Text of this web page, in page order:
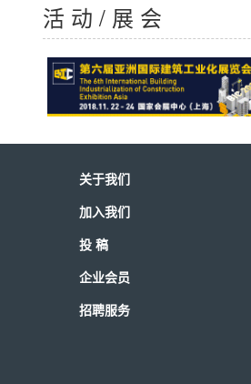
活 动 / 展 会
关于我们
加入我们
投 稿
企业会员
招聘服务